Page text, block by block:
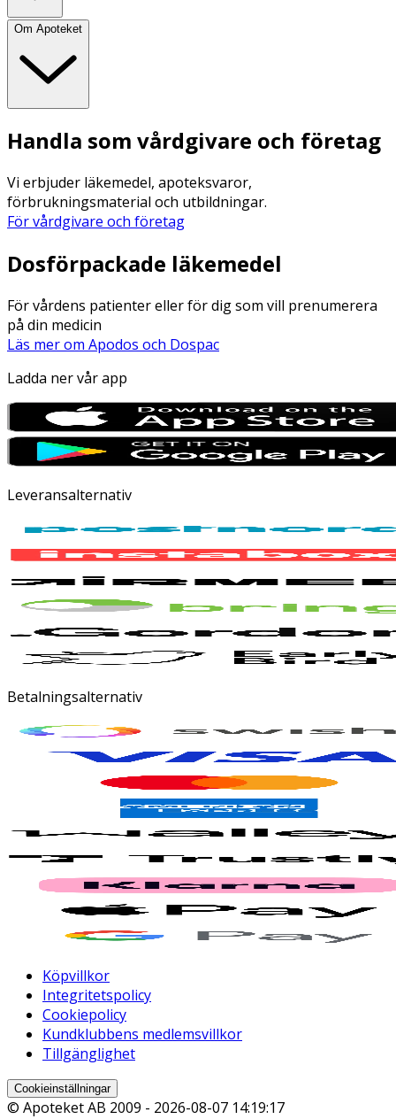
Om Apoteket
Handla som vårdgivare och företag
Vi erbjuder läkemedel, apoteksvaror,
förbrukningsmaterial och utbildningar.
För vårdgivare och företag
Dosförpackade läkemedel
För vårdens patienter eller för dig som vill prenumerera
på din medicin
Läs mer om Apodos och Dospac
Ladda ner vår app
Leveransalternativ
Betalningsalternativ
Köpvillkor
Integritetspolicy
Cookiepolicy
Kundklubbens medlemsvillkor
Tillgänglighet
Cookieinställningar
© Apoteket AB 2009 - 2026-08-07 14:19:17